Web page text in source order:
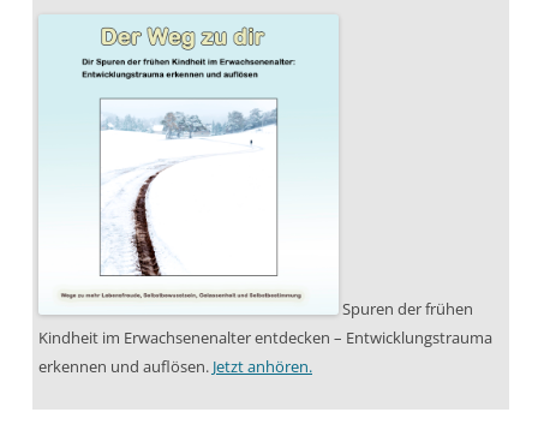
Spuren der frühen
Kindheit im Erwachsenenalter entdecken – Entwicklungstrauma
erkennen und auflösen. Jetzt anhören.